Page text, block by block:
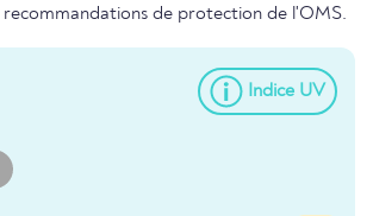
recommandations de protection de l'OMS.
Indice UV